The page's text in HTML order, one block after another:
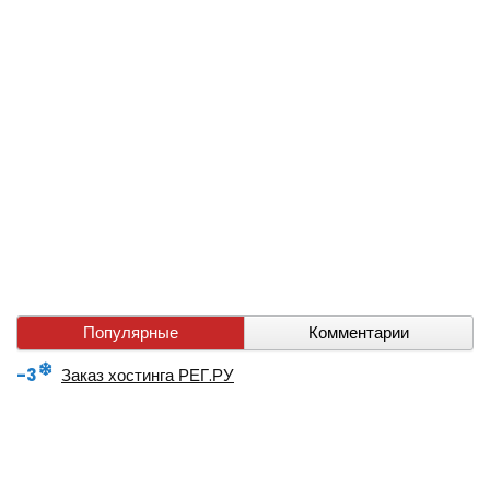
Популярные
Комментарии
-3
Заказ хостинга РЕГ.РУ